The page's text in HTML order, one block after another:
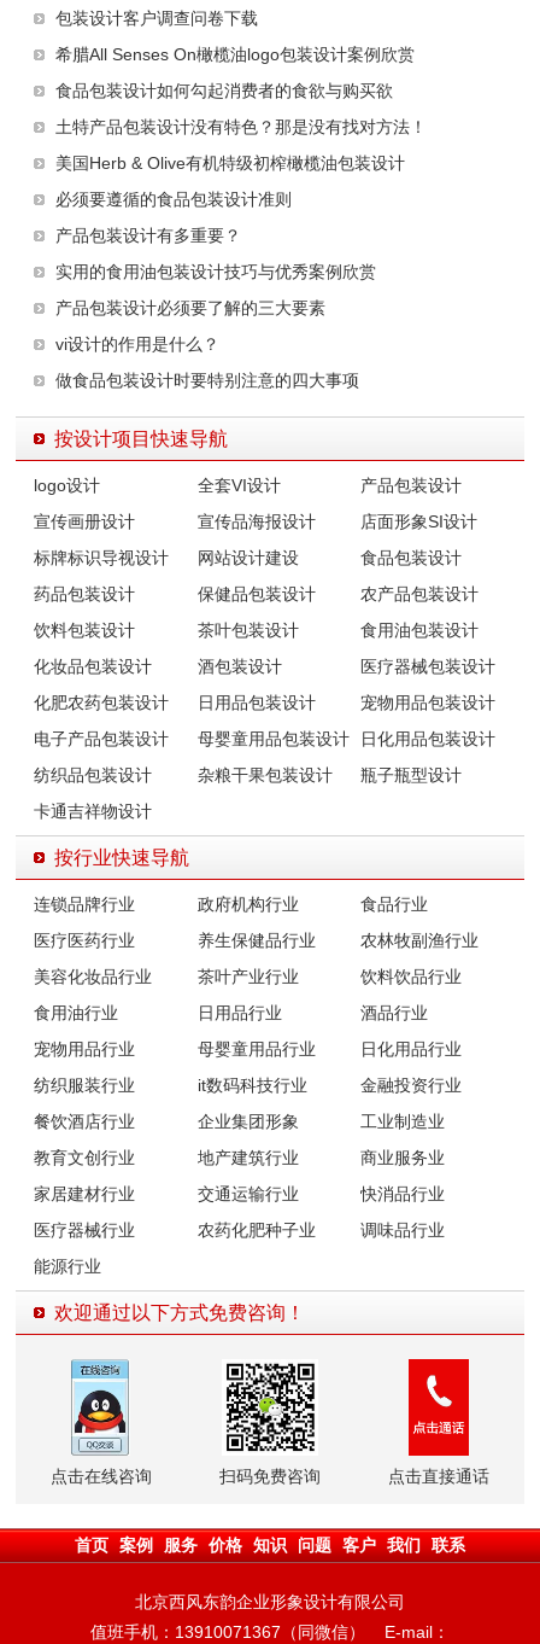
包装设计客户调查问卷下载
希腊All Senses On橄榄油logo包装设计案例欣赏
食品包装设计如何勾起消费者的食欲与购买欲
土特产品包装设计没有特色？那是没有找对方法！
美国Herb & Olive有机特级初榨橄榄油包装设计
必须要遵循的食品包装设计准则
产品包装设计有多重要？
实用的食用油包装设计技巧与优秀案例欣赏
产品包装设计必须要了解的三大要素
vi设计的作用是什么？
做食品包装设计时要特别注意的四大事项
按设计项目快速导航
logo设计 全套VI设计
产品包装设计
宣传画册设计
宣传品海报设计
店面形象SI设计
标牌标识导视设计
网站设计建设
食品包装设计
药品包装设计
保健品包装设计
农产品包装设计
饮料包装设计
茶叶包装设计
食用油包装设计
化妆品包装设计
酒包装设计
医疗器械包装设计
化肥农药包装设计
日用品包装设计
宠物用品包装设计
电子产品包装设计
母婴童用品包装设计
日化用品包装设计
纺织品包装设计
杂粮干果包装设计
瓶子瓶型设计
卡通吉祥物设计
按行业快速导航
连锁品牌行业 政府机构行业
食品行业
医疗医药行业
养生保健品行业
农林牧副渔行业
美容化妆品行业
茶叶产业行业
饮料饮品行业
食用油行业
日用品行业
酒品行业
宠物用品行业
母婴童用品行业
日化用品行业
纺织服装行业
it数码科技行业
金融投资行业
餐饮酒店行业
企业集团形象
工业制造业
教育文创行业
地产建筑行业
商业服务业
家居建材行业
交通运输行业
快消品行业
医疗器械行业
农药化肥种子业
调味品行业
能源行业
欢迎通过以下方式免费咨询！
点击在线咨询 扫码免费咨询 点击直接通话
首页 案例 服务 价格 知识 问题 客户 我们 联系
北京西风东韵企业形象设计有限公司
值班手机：13910071367（同微信） E-mail：